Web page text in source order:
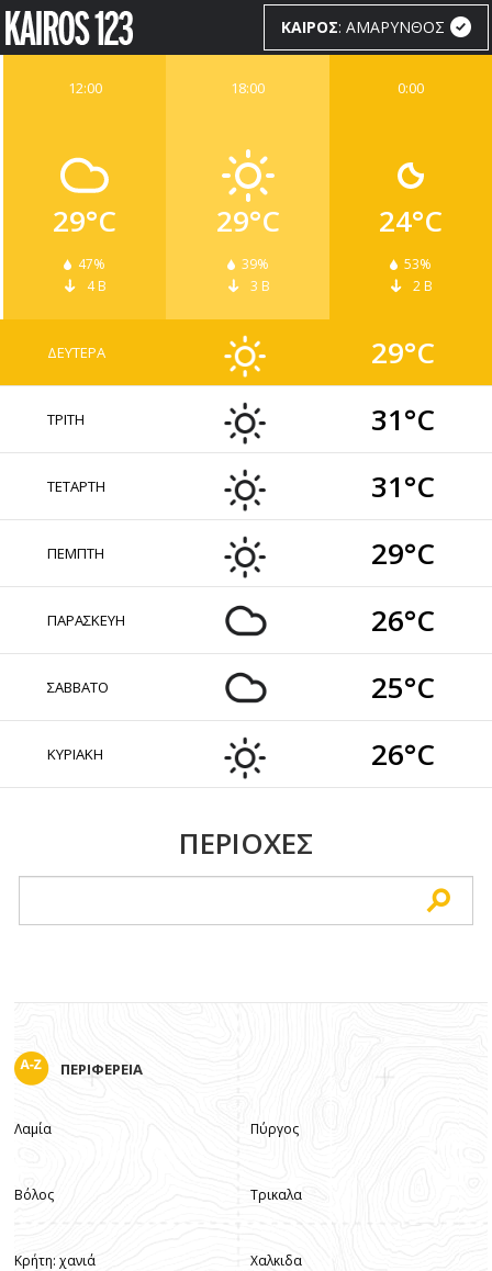
ΚΑΙΡΟΣ: ΑΜΑΡΥΝΘΟΣ
0:00
24°C
53%
2 Β
18:00
29°C
39%
3 Β
12:00
29°C
47%
4 Β
ΔΕΥΤΕΡΑ 29°C
ΤΡΙΤΗ 31°C
ΤΕΤΑΡΤΗ 31°C
ΠΕΜΠΤΗ 29°C
ΠΑΡΑΣΚΕΥΗ 26°C
ΣΑΒΒΑΤΟ 25°C
ΚΥΡΙΑΚΗ 26°C
ΠΕΡΙΟΧΕΣ
ΠΕΡΙΦΕΡΕΙΑ
Λαμία
Βόλος
Κρήτη: χανιά
Πύργος
Τρικαλα
Χαλκιδα